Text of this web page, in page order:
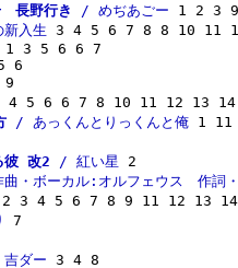
長野行き
/ めぢあごー
入生
/ あっくんとりっくんと俺
彼 改2 / 紅い星
・ボーカル:オルフェウス　作詞
ダー